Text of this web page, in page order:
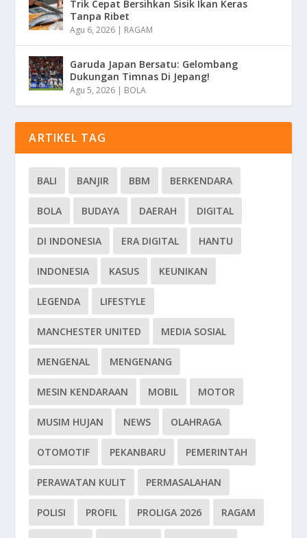
Trik Cepat Bersihkan Sisik Ikan Keras
Tanpa Ribet
Agu 6, 2026 | RAGAM
Garuda Japan Bersatu: Gelombang
Dukungan Timnas Di Jepang!
Agu 5, 2026 | BOLA
ARTIKEL TAG
BALI BANJIR BBM BERKENDARA
BOLA BUDAYA DAERAH DIGITAL
DI INDONESIA ERA DIGITAL HANTU
INDONESIA KASUS KEUNIKAN
LEGENDA LIFESTYLE
MANCHESTER UNITED MEDIA SOSIAL
MENGENAL MENGENANG
MESIN KENDARAAN MOBIL MOTOR
MUSIM HUJAN NEWS OLAHRAGA
OTOMOTIF PEKANBARU PEMERINTAH
PERAWATAN KULIT PERMASALAHAN
POLISI PROFIL PROLIGA 2026 RAGAM